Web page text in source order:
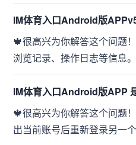
IM体育入口Android版
🍁很高兴为你解答这个问题
浏览记录、操作日志等信息
IM体育入口Android版APP
🍁很高兴为你解答这个问题
出当前账号后重新登录另一